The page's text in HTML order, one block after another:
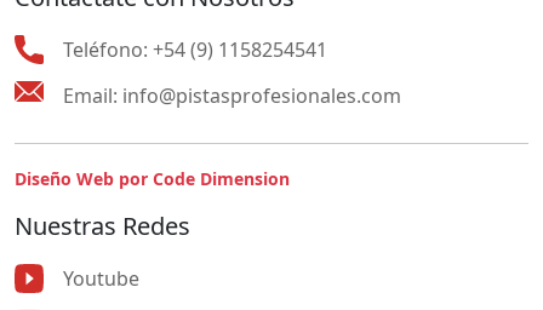
Teléfono: +54 (9) 1158254541
Email: info@pistasprofesionales.com
Diseño Web por Code Dimension
Nuestras Redes
Youtube